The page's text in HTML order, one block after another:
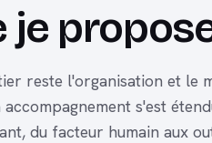
je
reste l'organisation et le
s'est
du facteur humain aux